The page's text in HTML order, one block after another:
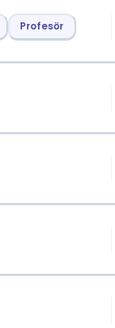
4
6
Profesör